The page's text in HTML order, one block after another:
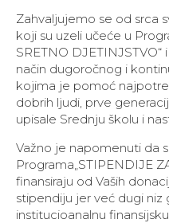
Zahvaljujemo se od srca
koji su uzeli učeće u
SRETNO
način dugoročnog i
kojima je pomoć
dobrih ljudi, prve
upisale Srednju školu i
Važno je napomenuti da
Programa„STIPENDIJE
finansiraju od Vaših
stipendiju jer već dugi
institucioanalnu